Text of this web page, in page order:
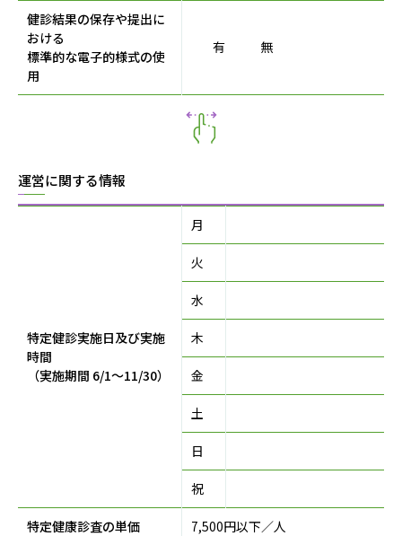
健診結果の保存や提出に
おける
標準的な電子的様式の使
用
有 無
運営に関する情報
特定健診実施日及び実施
時間
（実施期間 6/1〜11/30）
月
火
水
木
金
土
日
祝
特定健康診査の単価 7,500円以下／人